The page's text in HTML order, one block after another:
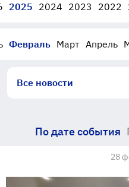
2025 2024 2023 2022
Февраль Март Апрель
Все новости
По дате события
28